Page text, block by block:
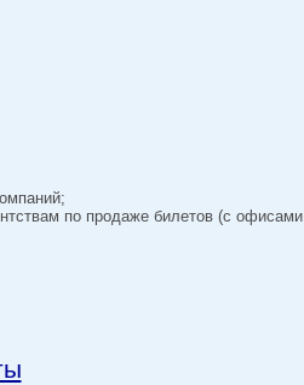
по продаже билетов (с офисами